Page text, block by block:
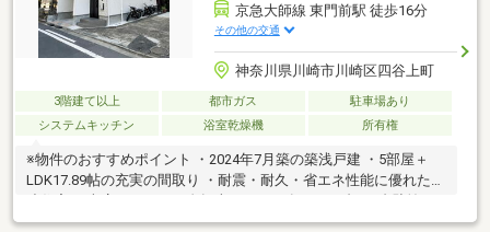
京急大師線 東門前駅 徒歩16分
その他の交通
神奈川県川崎市川崎区四谷上町
3階建て以上 都市ガス
駐車場あり
システムキッチン
浴室乾燥機 所有権
※物件のおすすめポイント ・2024年7月築の築浅戸建 ・5部屋＋
LDK17.89帖の充実の間取り ・耐震・耐久・省エネ性能に優れた構
造住宅 ・車庫＋バイク・自転車スペース有り（３台?４台駐輪可
能） ・広々としたキッチン・ビルトイン食洗機付き ・採光を重視